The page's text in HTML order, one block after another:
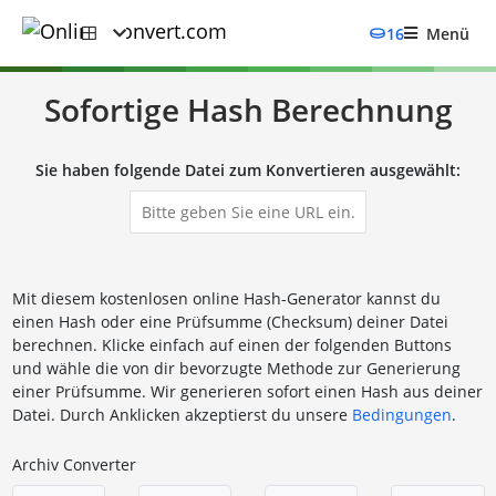
16 Menü
Sofortige Hash Berechnung
Sie haben folgende Datei zum Konvertieren ausgewählt:
Mit diesem kostenlosen online Hash-Generator kannst du
einen Hash oder eine Prüfsumme (Checksum) deiner Datei
berechnen. Klicke einfach auf einen der folgenden Buttons
und wähle die von dir bevorzugte Methode zur Generierung
einer Prüfsumme. Wir generieren sofort einen Hash aus deiner
Datei. Durch Anklicken akzeptierst du unsere Bedingungen.
Archiv Converter